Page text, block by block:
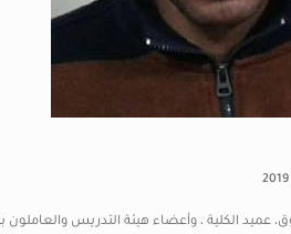
عميد الكلية ، وأعضاء هيئة التدريس